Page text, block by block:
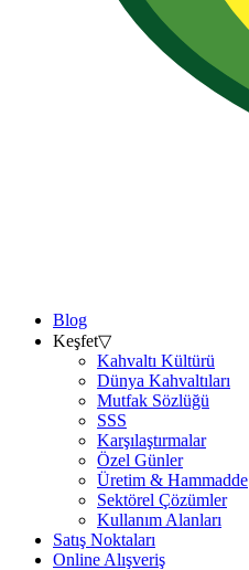
Blog
Keşfet▽
Kahvaltı Kültürü
Dünya Kahvaltıları
Mutfak Sözlüğü
SSS
Karşılaştırmalar
Özel Günler
Üretim & Hammadde
Sektörel Çözümler
Kullanım Alanları
Satış Noktaları
Online Alışveriş